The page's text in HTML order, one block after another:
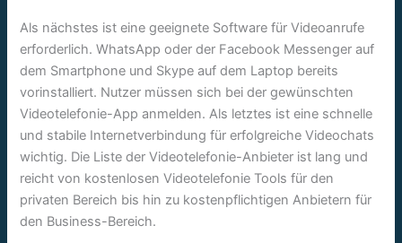
Als nächstes ist eine geeignete Software für Videoanrufe
erforderlich. WhatsApp oder der Facebook Messenger auf
dem Smartphone und Skype auf dem Laptop bereits
vorinstalliert. Nutzer müssen sich bei der gewünschten
Videotelefonie-App anmelden. Als letztes ist eine schnelle
und stabile Internetverbindung für erfolgreiche Videochats
wichtig. Die Liste der Videotelefonie-Anbieter ist lang und
reicht von kostenlosen Videotelefonie Tools für den
privaten Bereich bis hin zu kostenpflichtigen Anbietern für
den Business-Bereich.